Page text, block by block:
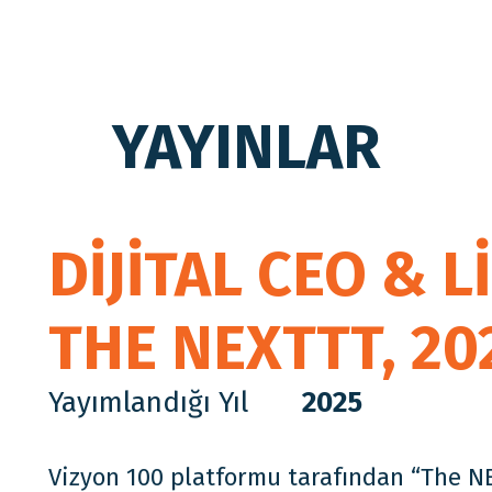
detaylar için tıklayın
detaylar için tıklayın
YAYINLAR
DİJİTAL CEO &
THE NEXTTT,
Yayımlandığı Yıl 2025
Vizyon 100 platformu tarafından “The